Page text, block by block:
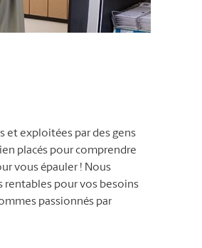
et exploitées par des gens
placés pour comprendre
vous épauler ! Nous
rentables pour vos besoins
passionnés par